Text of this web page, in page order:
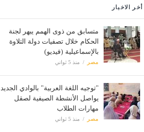
أخر الاخبار
متسابق من ذوى الهمم يبهر لجنة
الحكام خلال تصفيات دولة التلاوة
بالإسماعيلية (فيديو)
مصر منذ 5 ثواني
"توجيه اللغة العربية" بالوادي الجديد
يواصل الأنشطة الصيفية لصقل
مهارات الطلاب
مصر منذ 5 ثواني